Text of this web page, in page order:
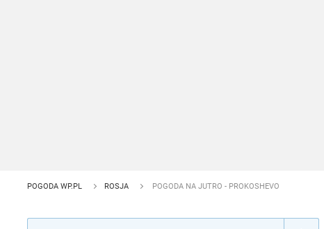
POGODA WP.PL ROSJA POGODA NA JUTRO - PROKOSHEVO